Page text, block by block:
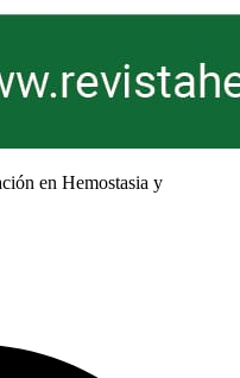
en Hemostasia y